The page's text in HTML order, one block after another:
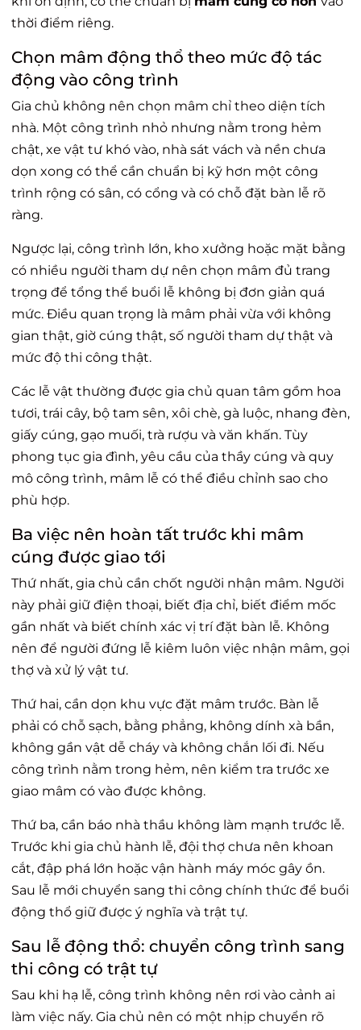
thời điểm riêng.
Chọn mâm động thổ theo mức độ tác
động vào công trình
Gia chủ không nên chọn mâm chỉ theo diện tích
nhà. Một công trình nhỏ nhưng nằm trong hẻm
chật, xe vật tư khó vào, nhà sát vách và nền chưa
dọn xong có thể cần chuẩn bị kỹ hơn một công
trình rộng có sân, có cổng và có chỗ đặt bàn lễ rõ
ràng.
Ngược lại, công trình lớn, kho xưởng hoặc mặt bằng
có nhiều người tham dự nên chọn mâm đủ trang
trọng để tổng thể buổi lễ không bị đơn giản quá
mức. Điều quan trọng là mâm phải vừa với không
gian thật, giờ cúng thật, số người tham dự thật và
mức độ thi công thật.
Các lễ vật thường được gia chủ quan tâm gồm hoa
tươi, trái cây, bộ tam sên, xôi chè, gà luộc, nhang đèn,
giấy cúng, gạo muối, trà rượu và văn khấn. Tùy
phong tục gia đình, yêu cầu của thầy cúng và quy
mô công trình, mâm lễ có thể điều chỉnh sao cho
phù hợp.
Ba việc nên hoàn tất trước khi mâm
cúng được giao tới
Thứ nhất, gia chủ cần chốt người nhận mâm. Người
này phải giữ điện thoại, biết địa chỉ, biết điểm mốc
gần nhất và biết chính xác vị trí đặt bàn lễ. Không
nên để người đứng lễ kiêm luôn việc nhận mâm, gọi
thợ và xử lý vật tư.
Thứ hai, cần dọn khu vực đặt mâm trước. Bàn lễ
phải có chỗ sạch, bằng phẳng, không dính xà bần,
không gần vật dễ cháy và không chắn lối đi. Nếu
công trình nằm trong hẻm, nên kiểm tra trước xe
giao mâm có vào được không.
Thứ ba, cần báo nhà thầu không làm mạnh trước lễ.
Trước khi gia chủ hành lễ, đội thợ chưa nên khoan
cắt, đập phá lớn hoặc vận hành máy móc gây ồn.
Sau lễ mới chuyển sang thi công chính thức để buổi
động thổ giữ được ý nghĩa và trật tự.
Sau lễ động thổ: chuyển công trình sang
thi công có trật tự
Sau khi hạ lễ, công trình không nên rơi vào cảnh ai
làm việc nấy. Gia chủ nên có một nhịp chuyển rõ